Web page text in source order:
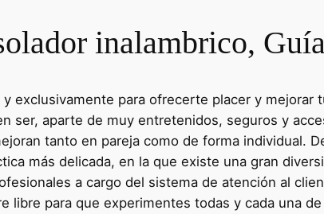
inalambrico,
exclusivamente para ofrecerte placer y mejorar
ser, aparte de muy entretenidos, seguros y
tanto en pareja como de forma individual.
más delicada, en la que existe una gran
a cargo del sistema de atención al
libre para que experimentes todas y cada una